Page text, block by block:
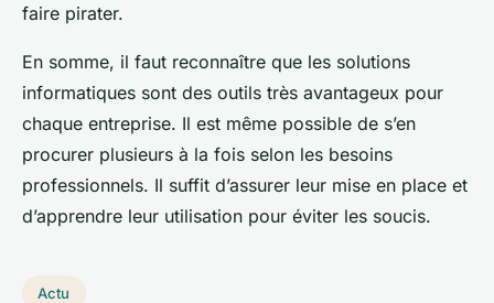
faire pirater.
En somme, il faut reconnaître que les solutions
informatiques sont des outils très avantageux pour
chaque entreprise. Il est même possible de s’en
procurer plusieurs à la fois selon les besoins
professionnels. Il suffit d’assurer leur mise en place et
d’apprendre leur utilisation pour éviter les soucis.
Actu